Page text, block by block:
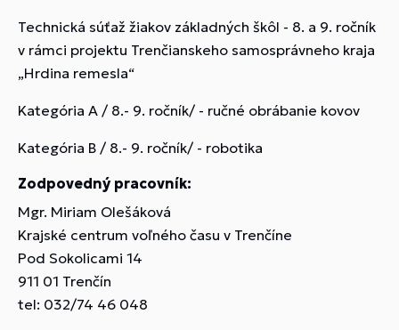
Technická súťaž žiakov základných škôl - 8. a 9. ročník
v rámci projektu Trenčianskeho samosprávneho kraja
„Hrdina remesla“
Kategória A / 8.- 9. ročník/ - ručné obrábanie kovov
Kategória B / 8.- 9. ročník/ - robotika
Zodpovedný pracovník:
Mgr. Miriam Olešáková
Krajské centrum voľného času v Trenčíne
Pod Sokolicami 14
911 01 Trenčín
tel: 032/74 46 048